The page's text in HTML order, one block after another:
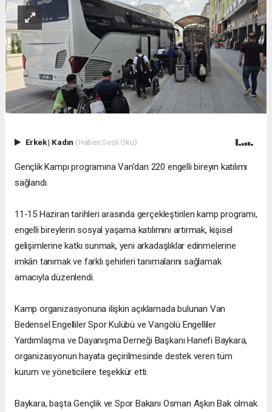
Erkek| Kadın (Haberi Sesli Oku)
Gençlik Kampı programına Van’dan 220 engelli bireyin katılımı
sağlandı.
11-15 Haziran tarihleri arasında gerçekleştirilen kamp programı,
engelli bireylerin sosyal yaşama katılımını artırmak, kişisel
gelişimlerine katkı sunmak, yeni arkadaşlıklar edinmelerine
imkân tanımak ve farklı şehirleri tanımalarını sağlamak
amacıyla düzenlendi.
Kamp organizasyonuna ilişkin açıklamada bulunan Van
Bedensel Engelliler Spor Kulübü ve Vangölü Engelliler
Yardımlaşma ve Dayanışma Derneği Başkanı Hanefi Baykara,
organizasyonun hayata geçirilmesinde destek veren tüm
kurum ve yöneticilere teşekkür etti.
Baykara, başta Gençlik ve Spor Bakanı Osman Aşkın Bak olmak